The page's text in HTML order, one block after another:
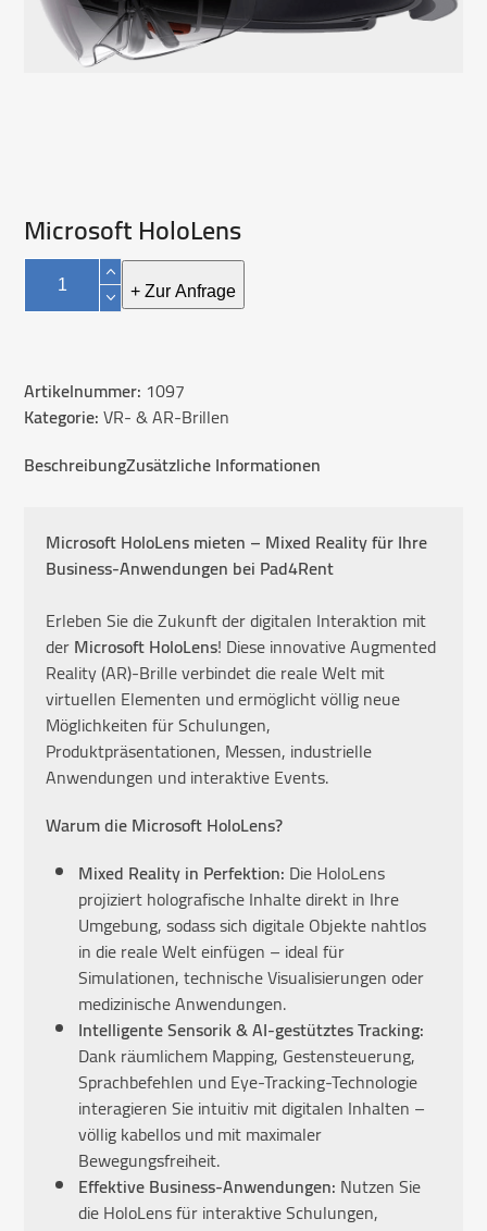
Microsoft HoloLens
Microsoft
HoloLens
Menge
+ Zur Anfrage
Artikelnummer: 1097
Kategorie:VR- & AR-Brillen
BeschreibungZusätzliche Informationen
Microsoft HoloLens mieten – Mixed Reality für Ihre
Business-Anwendungen bei Pad4Rent
Erleben Sie die Zukunft der digitalen Interaktion mit
derMicrosoft HoloLens! Diese innovative Augmented
Reality (AR)-Brille verbindet die reale Welt mit
virtuellen Elementen und ermöglicht völlig neue
Möglichkeiten für Schulungen,
Produktpräsentationen, Messen, industrielle
Anwendungen und interaktive Events.
Warum die Microsoft HoloLens?
Mixed Reality in Perfektion: Die HoloLens
projiziert holografische Inhalte direkt in Ihre
Umgebung, sodass sich digitale Objekte nahtlos
in die reale Welt einfügen – ideal für
Simulationen, technische Visualisierungen oder
medizinische Anwendungen.
Intelligente Sensorik & AI-gestütztes Tracking:
Dank räumlichem Mapping, Gestensteuerung,
Sprachbefehlen und Eye-Tracking-Technologie
interagieren Sie intuitiv mit digitalen Inhalten –
völlig kabellos und mit maximaler
Bewegungsfreiheit.
Effektive Business-Anwendungen: Nutzen Sie
die HoloLens für interaktive Schulungen,